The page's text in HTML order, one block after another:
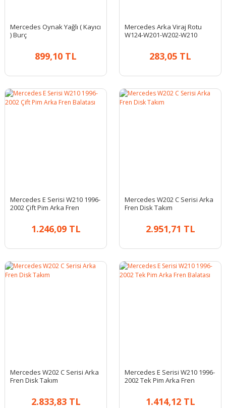
Mercedes Oynak Yağlı ( Kayıcı
) Burç
899,10 TL
Mercedes Arka Viraj Rotu
W124-W201-W202-W210
283,05 TL
Mercedes E Serisi W210 1996-
2002 Çift Pim Arka Fren
1.246,09 TL
Mercedes W202 C Serisi Arka
Fren Disk Takım
2.951,71 TL
Mercedes W202 C Serisi Arka
Fren Disk Takım
2.833,83 TL
Mercedes E Serisi W210 1996-
2002 Tek Pim Arka Fren
1.414,12 TL